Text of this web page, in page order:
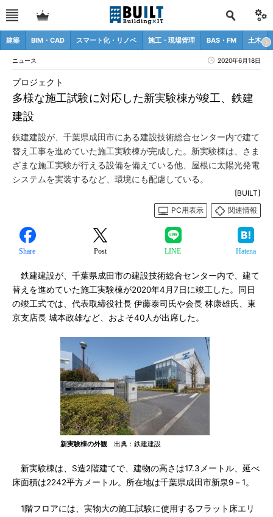
建築 BIM・CAD スマート化・リノベ 施工・現場管理 BAS・FM 土木
ニュース 2020年6月18日
多様な施工試験に対応した新実験棟が竣工、鉄建
建設
プロジェクト
鉄建建設が、千葉県成田市にある建設技術総合センター内で建て
替え工事を進めていた施工実験棟が完成した。新実験棟は、さま
ざまな施工実験が行える設備を備えている他、屋根に太陽光発電
システムを実装するなど、環境にも配慮している。
[BUILT]
PC用表示
関連情報
Share Post LINE Hatena
鉄建建設が、千葉県成田市の建設技術総合センター内で、建て
替えを進めていた施工実験棟が2020年4月7日に竣工した。同日
の竣工式では、代表取締役社長 伊藤泰司氏や会長 林康雄氏、東
京支店長 城本政雄など、およそ40人が出席した。
新実験棟の外観 出典：鉄建建設
新実験棟は、S造2階建てで、建物の高さは17.3メートル、延べ
床面積は2242平方メートル。所在地は千葉県成田市新泉9－1。
1階フロアには、実物大の施工試験に使用するフラット床エリ